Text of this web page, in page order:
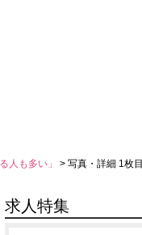
人も多い」 > 写真・詳細 1枚目
求人特集